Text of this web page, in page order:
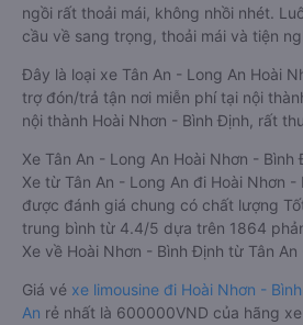
ngồi rất thoải mái, không nhồi nhét.
cầu về sang trọng, thoải mái và tiện
Đây là loại xe Tân An - Long An Hoài
trợ đón/trả tận nơi miễn phí tại nội
nội thành Hoài Nhơn - Bình Định, rất
Xe Tân An - Long An Hoài Nhơn -
Xe từ Tân An - Long An đi Hoài Nhơn -
được đánh giá chung có chất lượng
trung bình từ 4.4/5 dựa trên 1864
Xe về Hoài Nhơn - Bình Định từ Tân An
Giá vé xe limousine đi Hoài Nhơn -
An rẻ nhất là 600000VND của hãng